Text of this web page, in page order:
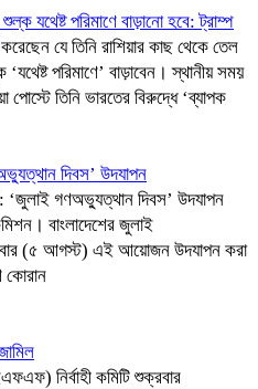
যথেষ্ট পরিমাণে বাড়ানো হবে: ট্রাম্প
করেছেন যে তিনি রাশিয়ার কাছ থেকে তেল
পরিমাণে’ বাড়াবেন। স্থানীয় সময়
তিনি ভারতের বিরুদ্ধে ‘ব্যাপক
দিবস’ উদযাপন
‘জুলাই গণঅভ্যুত্থান দিবস’ উদযাপন
বাংলাদেশের জুলাই
(৫ আগস্ট) এই আয়োজন উদযাপন করা
কোরান
নির্বাহী কমিটি শুক্রবার